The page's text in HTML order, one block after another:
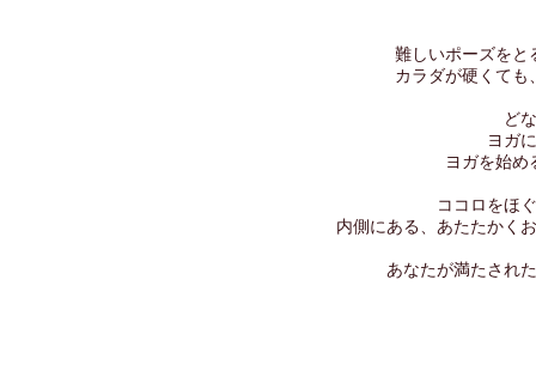
難しいポーズをと
カラダが硬くても
ど
ヨガ
ヨガを始め
ココロをほ
内側にある、あたたかく
あなたが満たされ